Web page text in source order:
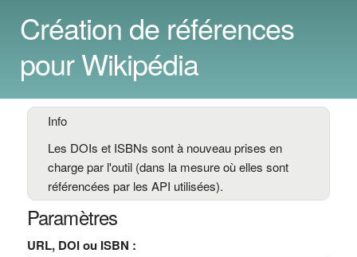
Création de références
pour Wikipédia
Info
Les DOIs et ISBNs sont à nouveau prises en
charge par l'outil (dans la mesure où elles sont
référencées par les API utilisées).
Paramètres
URL, DOI ou ISBN :